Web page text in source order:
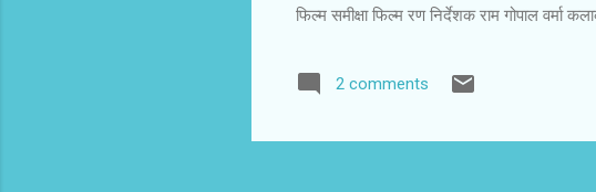
फिल्म समीक्षा फिल्म रण निर्देशक राम गोपाल वर्मा
है जो ख़बरों के नाम पर हमारे शयनकक्षों में चौबीस
2 comments